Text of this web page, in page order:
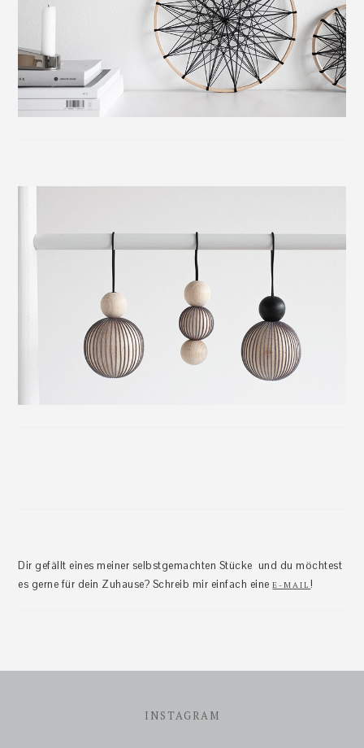
Dir gefällt eines meiner selbstgemachten Stücke und du möchtest
es gerne für dein Zuhause? Schreib mir einfach eineE-MAIL!
INSTAGRAM